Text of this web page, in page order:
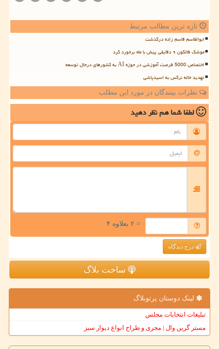
تازه ترین مطالب مرتبط
ابوالقاسم قاسم زاده درگذشت
موشک فالکون ۹ دقایقی پیش با ماه برخورد کرد
اختصاص 5000 فرصت آموزشی در حوزه AI به کشورهای درحال توسعه
تهدید خاله نرگس به اسیدپاشی
نظرات بینندگان در مورد این مطلب
لطفا شما همنظر دهید
= ۲ بعلاوه ۴
درج دیدگاه
ساخت بلاگ
لینک دوستان پرتوبلاگ
تبلیغات انتخابات مجلس
مستر گرین وال | مجری و طراح انواع دیوار سبز